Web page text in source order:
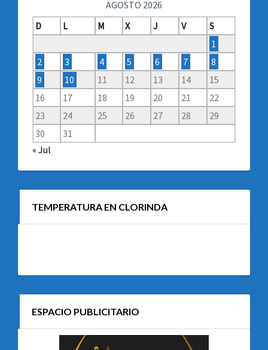
AGOSTO 2026
D
L M X J V
S
1
2
3 4 5 6 7
8
9
10 11 12 13 14
15
16
17 18 19 20 21
22
23
24 25 26 27 28
29
30
31
« Jul
TEMPERATURA EN CLORINDA
ESPACIO PUBLICITARIO